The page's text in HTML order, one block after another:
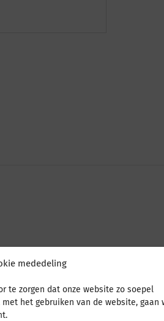
mededeling
te zorgen dat onze website zo soepel
het gebruiken van de website, gaan